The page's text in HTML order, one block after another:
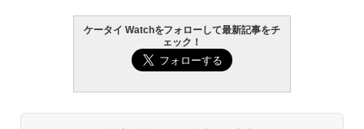
ケータイ Watchをフォローして最新記事をチ
ェック！